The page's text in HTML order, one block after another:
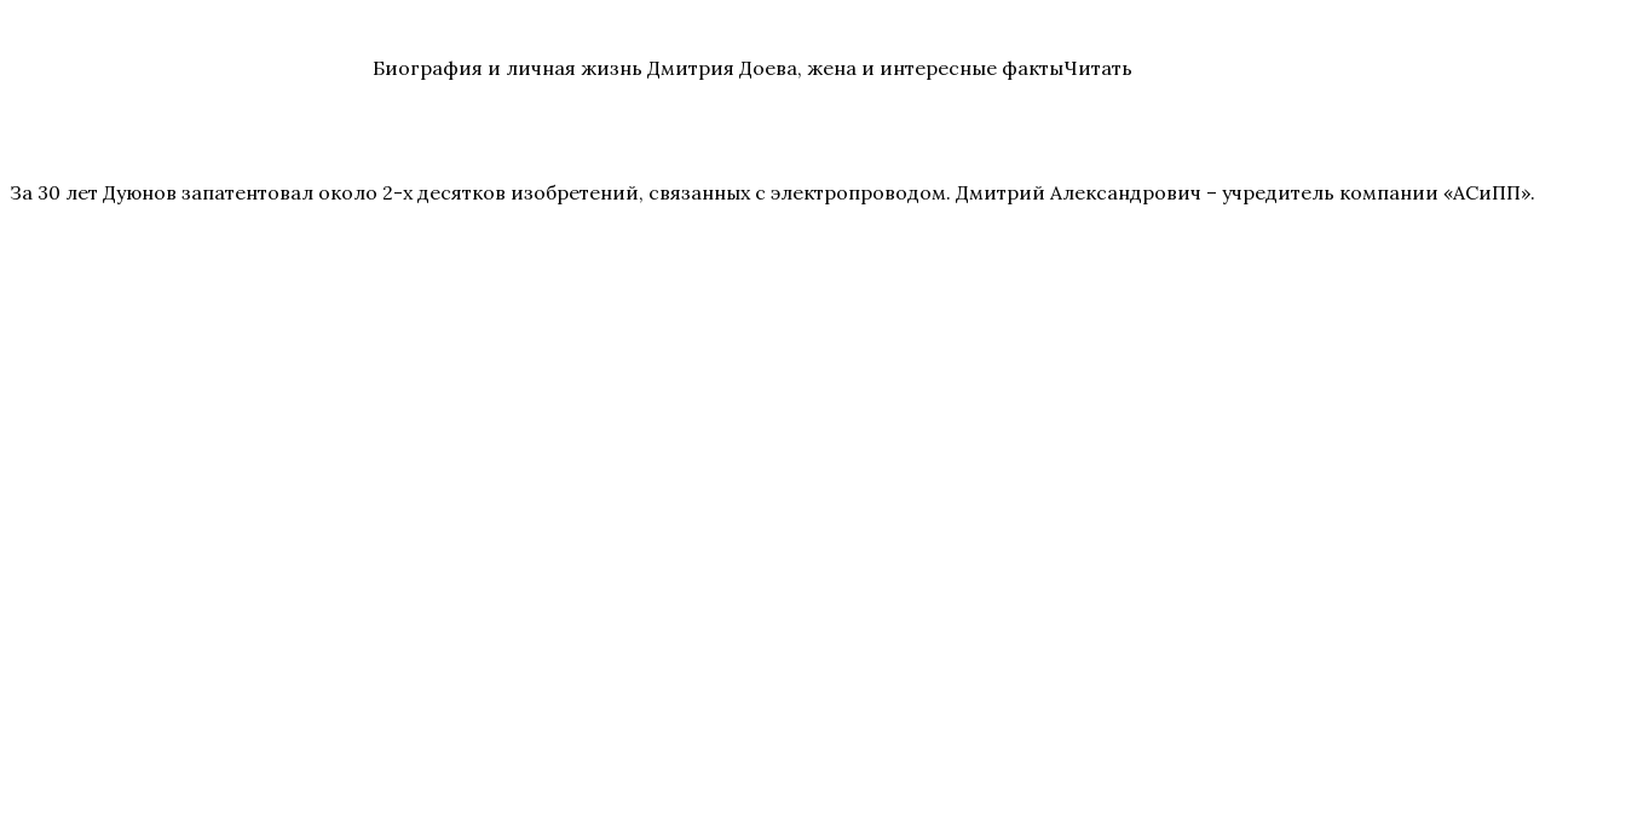
Биография и личная жизнь Дмитрия Доева, жена и интересные фактыЧитать
За 30 лет Дуюнов запатентовал около 2-х десятков изобретений, связанных с электропроводом. Дмитрий Александрович – учредитель компании «АСиПП».